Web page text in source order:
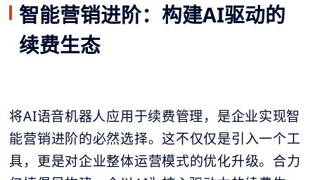
智能营销进阶：构建AI驱动的
续费生态
将AI语音机器人应用于续费管理，是企业实现智
能营销进阶的必然选择。这不仅仅是引入一个工
具，更是对企业整体运营模式的优化升级。合力